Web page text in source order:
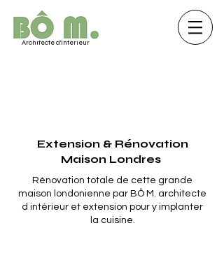
Architecte d'Intérieur
Extension & Rénovation
Maison Londres
Rénovation totale de cette grande
maison londonienne par BÔ M. architecte
d intérieur et extension pour y implanter
la cuisine.